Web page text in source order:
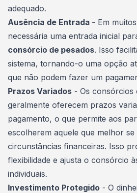
adequado.
Ausência de Entrada - Em
necessária uma entrada inicial
consórcio de pesados. Isso
sistema, tornando-o uma opção
que não podem fazer um
Prazos Variados - Os consórcios
geralmente oferecem prazos
pagamento, o que permite aos
escolherem aquele que melhor se
circunstâncias financeiras. Isso
flexibilidade e ajusta o consórcio
individuais.
Investimento Protegido - O